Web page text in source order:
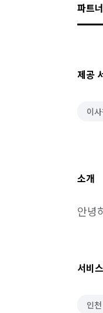
파트
제공
이
소개
안녕
서비
인